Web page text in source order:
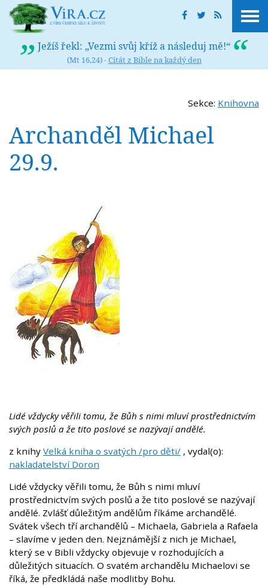
Ježíš řekl: „Vezmi svůj kříž a následuj mě!“
(Mt 16,24) -Citát z Bible na každý den
Sekce: Knihovna
Archanděl Michael
29.9.
Lidé vždycky věřili tomu, že Bůh s nimi mluví prostřednictvím
svých poslů a že tito poslové se nazývají andělé.
z knihy Velká kniha o svatých /pro děti/ , vydal(o):
nakladatelství Doron
Lidé vždycky věřili tomu, že Bůh s nimi mluví
prostřednictvím svých poslů a že tito poslové se nazývají
andělé. Zvlášť důležitým andělům říkáme archandělé.
Svátek všech tří archandělů – Michaela, Gabriela a Rafaela
– slavíme v jeden den. Nejznámější z nich je Michael,
který se v Bibli vždycky objevuje v rozhodujících a
důležitých situacích. O svatém archandělu Michaelovi se
říká, že předkládá naše modlitby Bohu.